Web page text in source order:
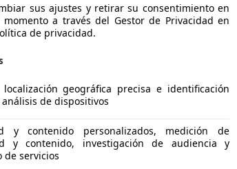
03/2026 100 km
€ 595.000
sus ajustes y retirar su consentimiento en
a través del Gestor de Privacidad en
de privacidad.
geográfica precisa e identificación
de dispositivos
y contenido personalizados, medición de
y contenido, investigación de audiencia y
de servicios